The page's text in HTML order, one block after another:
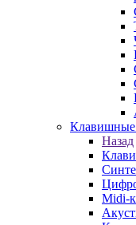
Клавишные
Назад
Midi-